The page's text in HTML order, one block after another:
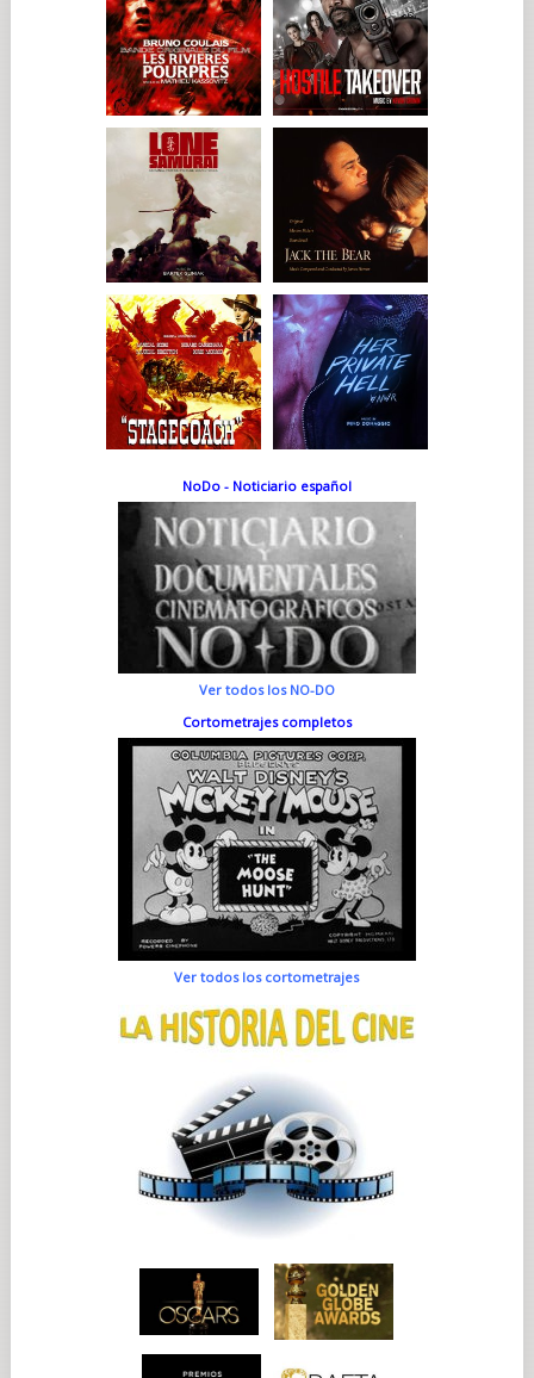
NoDo - Noticiario español
Ver todos los NO-DO
Cortometrajes completos
Ver todos los cortometrajes